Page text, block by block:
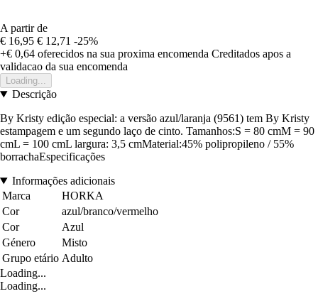
A partir de
€ 16,95 € 12,71 -25%
+€ 0,64 oferecidos na sua proxima encomenda Creditados apos a
validacao da sua encomenda
Loading...
Descrição
By Kristy edição especial: a versão azul/laranja (9561) tem By Kristy
estampagem e um segundo laço de cinto. Tamanhos:S = 80 cmM = 90
cmL = 100 cmL largura: 3,5 cmMaterial:45% polipropileno / 55%
borrachaEspecificações
Informações adicionais
Marca
HORKA
Cor
azul/branco/vermelho
Cor
Azul
Género
Misto
Grupo etário Adulto
Loading...
Loading...